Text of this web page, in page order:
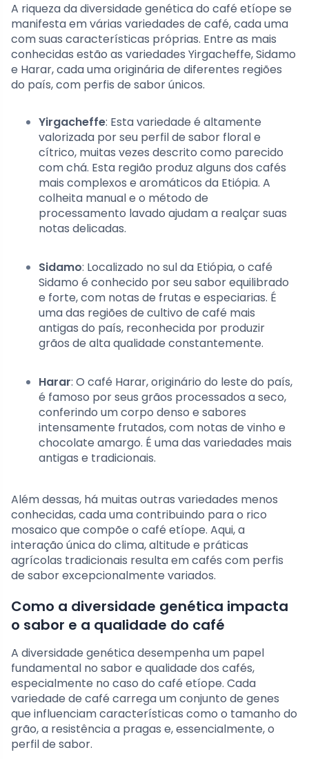
A riqueza da diversidade genética do café etíope se
manifesta em várias variedades de café, cada uma
com suas características próprias. Entre as mais
conhecidas estão as variedades Yirgacheffe, Sidamo
e Harar, cada uma originária de diferentes regiões
do país, com perfis de sabor únicos.
Yirgacheffe: Esta variedade é altamente
valorizada por seu perfil de sabor floral e
cítrico, muitas vezes descrito como parecido
com chá. Esta região produz alguns dos cafés
mais complexos e aromáticos da Etiópia. A
colheita manual e o método de
processamento lavado ajudam a realçar suas
notas delicadas.
Sidamo: Localizado no sul da Etiópia, o café
Sidamo é conhecido por seu sabor equilibrado
e forte, com notas de frutas e especiarias. É
uma das regiões de cultivo de café mais
antigas do país, reconhecida por produzir
grãos de alta qualidade constantemente.
Harar: O café Harar, originário do leste do país,
é famoso por seus grãos processados a seco,
conferindo um corpo denso e sabores
intensamente frutados, com notas de vinho e
chocolate amargo. É uma das variedades mais
antigas e tradicionais.
Além dessas, há muitas outras variedades menos
conhecidas, cada uma contribuindo para o rico
mosaico que compõe o café etíope. Aqui, a
interação única do clima, altitude e práticas
agrícolas tradicionais resulta em cafés com perfis
de sabor excepcionalmente variados.
Como a diversidade genética impacta
o sabor e a qualidade do café
A diversidade genética desempenha um papel
fundamental no sabor e qualidade dos cafés,
especialmente no caso do café etíope. Cada
variedade de café carrega um conjunto de genes
que influenciam características como o tamanho do
grão, a resistência a pragas e, essencialmente, o
perfil de sabor.